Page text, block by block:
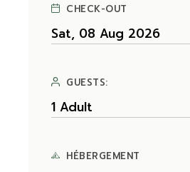
CHECK-OUT
GUESTS:
HÉBERGEMENT